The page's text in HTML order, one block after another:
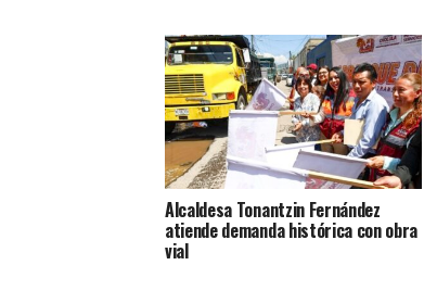
Alcaldesa Tonantzin Fernández
atiende demanda histórica con obra
vial